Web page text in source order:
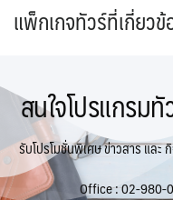
แพ็กเกจทัวร์ที่เกี่ยว
สนใจโปรแกรม
รับโปรโมชั่นพิเศษ ข่าวสาร และ
Office :02-980-